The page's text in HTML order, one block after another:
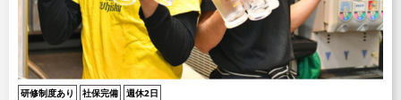
研修制度あり 社保完備 週休2日